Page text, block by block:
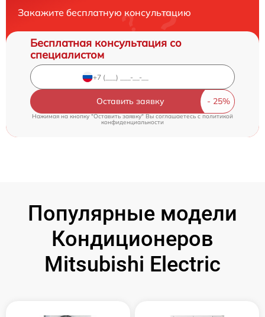
Закажите бесплатную консультацию
Бесплатная консультация со
специалистом
Оставить заявку
Нажимая на кнопку "Оставить заявку" Вы соглашаетесь c политикой
конфиденциальности
Популярные модели
Кондиционеров
Mitsubishi Electric